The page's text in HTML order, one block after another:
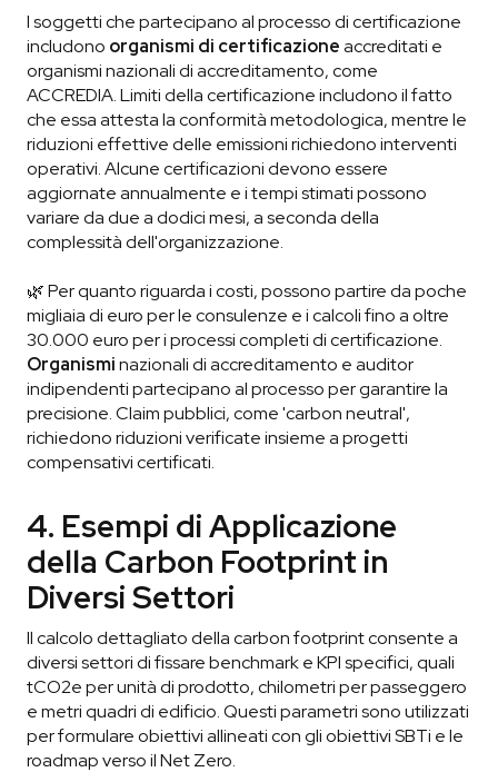
I soggetti che partecipano al processo di certificazione
includono organismi di certificazioneaccreditati e
organismi nazionali di accreditamento, come
ACCREDIA. Limiti della certificazione includono il fatto
che essa attesta la conformità metodologica, mentre le
riduzioni effettive delle emissioni richiedono interventi
operativi. Alcune certificazioni devono essere
aggiornate annualmente e i tempi stimati possono
variare da due a dodici mesi, a seconda della
complessità dell'organizzazione.
🌿 Per quanto riguarda i costi, possono partire da poche
migliaia di euro per le consulenze e i calcoli fino a oltre
30.000 euro per i processi completi di certificazione.
Organisminazionali di accreditamento e auditor
indipendenti partecipano al processo per garantire la
precisione. Claim pubblici, come 'carbon neutral',
richiedono riduzioni verificate insieme a progetti
compensativi certificati.
4. Esempi di Applicazione
della Carbon Footprint in
Diversi Settori
Il calcolo dettagliato della carbon footprint consente a
diversi settori di fissare benchmark e KPI specifici, quali
tCO2e per unità di prodotto, chilometri per passeggero
e metri quadri di edificio. Questi parametri sono utilizzati
per formulare obiettivi allineati con gli obiettivi SBTi e le
roadmap verso il Net Zero.